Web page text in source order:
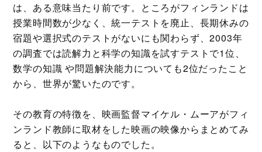
は、ある意味当たり前です。ところがフィンランドは
授業時間数が少なく、統一テストを廃止、長期休みの
宿題や選択式のテストがないにも関わらず、2003年
の調査では読解力と科学の知識を試すテストで1位、
数学の知識 や問題解決能力についても2位だったこと
から、世界が驚いたのです。
その教育の特徴を、映画監督マイケル・ムーアがフィ
ンランド教師に取材をした映画の映像からまとめてみ
ると、以下のようなものでした。